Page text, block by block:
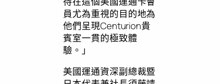
員尤為重視的目的地為
他們呈現Centurion貴
賓室一貫的極致體
驗。」
美國運通資深副總裁暨